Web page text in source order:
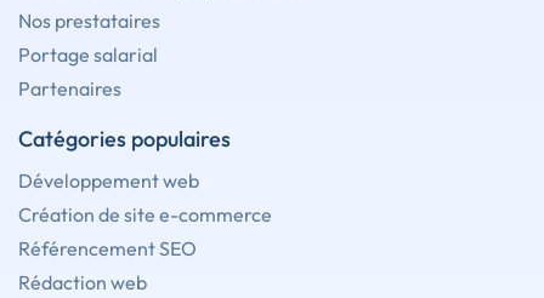
Nos prestataires
Portage salarial
Partenaires
Catégories populaires
Développement web
Création de site e-commerce
Référencement SEO
Rédaction web